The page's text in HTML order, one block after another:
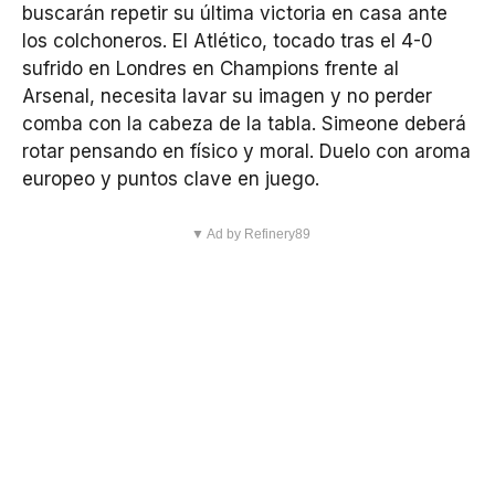
buscarán repetir su última victoria en casa ante
los colchoneros. El Atlético, tocado tras el 4-0
sufrido en Londres en Champions frente al
Arsenal, necesita lavar su imagen y no perder
comba con la cabeza de la tabla. Simeone deberá
rotar pensando en físico y moral. Duelo con aroma
europeo y puntos clave en juego.
▼ Ad by Refinery89